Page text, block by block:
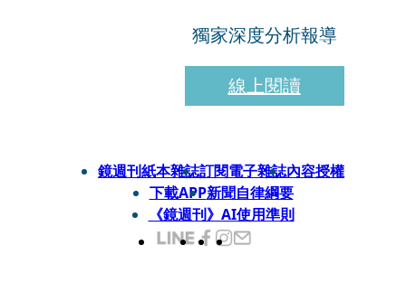
獨家深度分析報導
線上閱讀
鏡週刊紙本雜誌訂閱電子雜誌內容授權
下載APP新聞自律綱要
《鏡週刊》AI使用準則